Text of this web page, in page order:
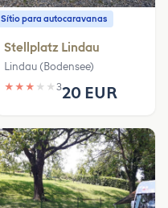
Sítio para autocaravanas
Stellplatz Lindau
Lindau (Bodensee)
★ ★ ★ ★ ★ 320 EUR